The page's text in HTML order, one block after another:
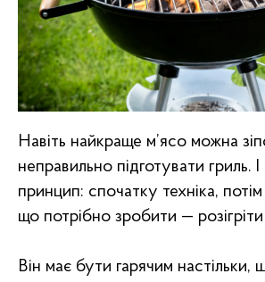
Навіть найкраще м’ясо можна
неправильно підготувати гриль.
принцип: спочатку техніка,
що потрібно зробити — розігріти
Він має бути гарячим настільки,